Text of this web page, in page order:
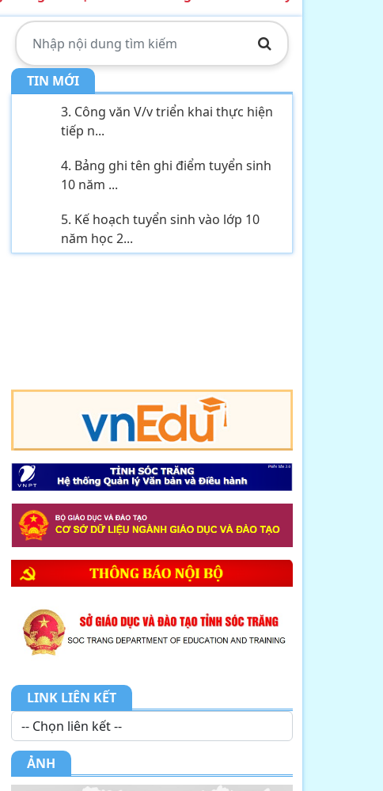
TIN MỚI
2. Kế hoạch Thực hiện mô hình
truyền thông ...
3. Công văn V/v triển khai thực hiện
tiếp n...
10 năm ...
năm học 2...
6. Thông báo V/v tổ chức tiếp công
KẾT NỐI LÝ T...
9. MỘT SỐ BIỆN PHÁP GIÚP HỌC
SINH LỚP 12 NÂ...
10. THÔNG BÁO LỊCH TIẾP DÂN
THÁNG 4 NĂM 2026
1. THÔNG BÁO về việc tổ chức tiếp
công dân,...
2. Kế hoạch Thực hiện mô hình
3. Công văn V/v triển khai thực hiện
LINK LIÊN KẾT
ẢNH